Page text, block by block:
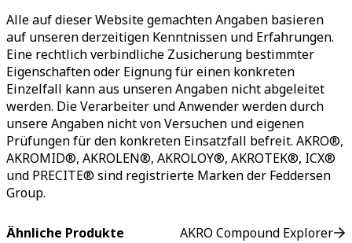
Alle auf dieser Website gemachten Angaben basieren
auf unseren derzeitigen Kenntnissen und Erfahrungen.
Eine rechtlich verbindliche Zusicherung bestimmter
Eigenschaften oder Eignung für einen konkreten
Einzelfall kann aus unseren Angaben nicht abgeleitet
werden. Die Verarbeiter und Anwender werden durch
unsere Angaben nicht von Versuchen und eigenen
Prüfungen für den konkreten Einsatzfall befreit. AKRO®,
AKROMID®, AKROLEN®, AKROLOY®, AKROTEK®, ICX®
und PRECITE® sind registrierte Marken der Feddersen
Group.
Ähnliche Produkte AKRO Compound Explorer